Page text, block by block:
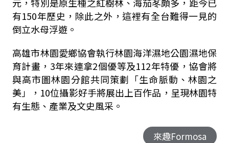
有150年歷史，除此之外，這裡有全台難得一見的
倒立水母浮遊。
高雄市林園愛鄉協會執行林園海洋濕地公園濕地保
育計畫，3年來連拿2個優等及112年特優，協會將
與高市圖林園分館共同策劃「生命脈動、林園之
美」，10位攝影好手將展出上百作品，呈現林園特
有生態、產業及文史風采。
來趣Formosa